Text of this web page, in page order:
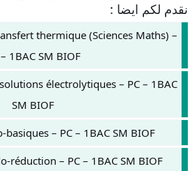
نقدم لكم ايضا :
thermique (Sciences Maths) –
– 1BAC SM BIOF
électrolytiques – PC – 1BAC
SM BIOF
basiques – PC – 1BAC SM BIOF
réduction – PC – 1BAC SM BIOF